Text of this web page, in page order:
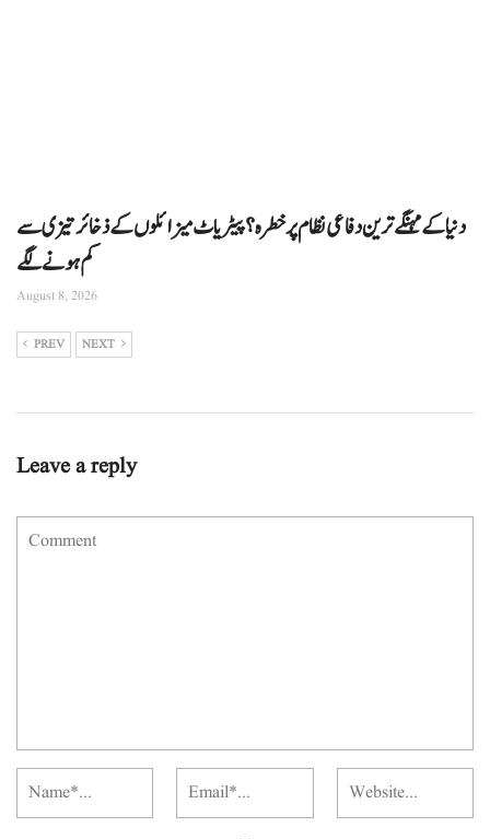
دنیا کے مہنگے ترین دفاعی نظام پر خطرہ؟ پیٹریاٹ میزائلوں کے ذخائر تیزی سے
کم ہونے لگے
August 8, 2026
PREV NEXT
Leave a reply